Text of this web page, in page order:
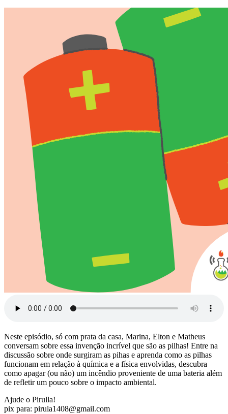
Neste episódio, só com prata da casa, Marina, Elton e Matheus
conversam sobre essa invenção incrível que são as pilhas! Entre na
discussão sobre onde surgiram as pihas e aprenda como as pilhas
funcionam em relação à química e a física envolvidas, descubra
como apagar (ou não) um incêndio proveniente de uma bateria além
de refletir um pouco sobre o impacto ambiental.
Ajude o Pirulla!
pix para: ​ pirula1408@gmail.com